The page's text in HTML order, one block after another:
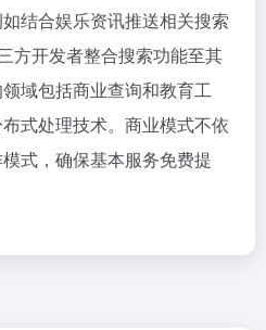
结合娱乐资讯推送相关搜索
方开发者整合搜索功能至其
域包括商业查询和教育工
式处理技术。商业模式不依
式，确保基本服务免费提